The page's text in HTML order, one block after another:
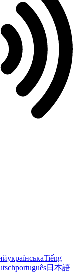
українськаTiếng
português日本語